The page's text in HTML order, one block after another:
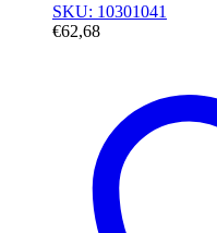
SKU: 10301041
€62,68